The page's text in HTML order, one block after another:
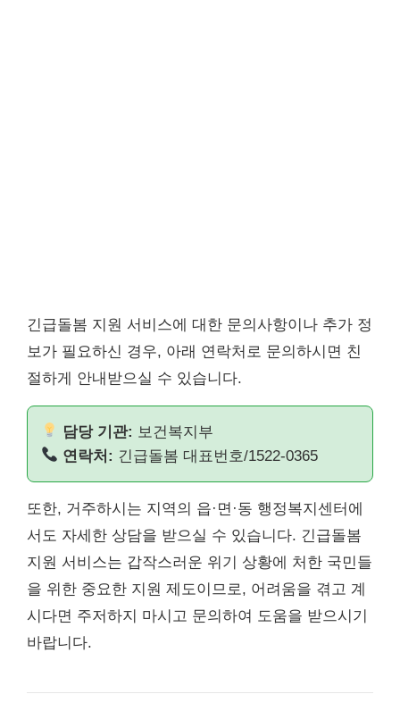
긴급돌봄 지원 서비스에 대한 문의사항이나 추가 정
보가 필요하신 경우, 아래 연락처로 문의하시면 친
절하게 안내받으실 수 있습니다.
담당 기관: 보건복지부
연락처: 긴급돌봄 대표번호/1522-0365
또한, 거주하시는 지역의 읍·면·동 행정복지센터에
서도 자세한 상담을 받으실 수 있습니다. 긴급돌봄
지원 서비스는 갑작스러운 위기 상황에 처한 국민들
을 위한 중요한 지원 제도이므로, 어려움을 겪고 계
시다면 주저하지 마시고 문의하여 도움을 받으시기
바랍니다.